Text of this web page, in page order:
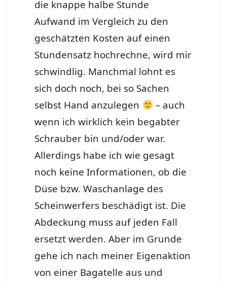
die knappe halbe Stunde
Aufwand im Vergleich zu den
geschätzten Kosten auf einen
Stundensatz hochrechne, wird mir
schwindlig. Manchmal lohnt es
sich doch noch, bei so Sachen
selbst Hand anzulegen
– auch
wenn ich wirklich kein begabter
Schrauber bin und/oder war.
Allerdings habe ich wie gesagt
noch keine Informationen, ob die
Düse bzw. Waschanlage des
Scheinwerfers beschädigt ist. Die
Abdeckung muss auf jeden Fall
ersetzt werden. Aber im Grunde
gehe ich nach meiner Eigenaktion
von einer Bagatelle aus und